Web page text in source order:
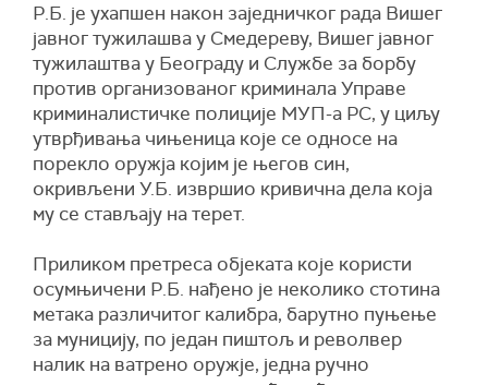
Р.Б. је ухапшен након заједничког рада Вишег
јавног тужилашва у Смедереву, Вишег јавног
тужилаштва у Београду и Службе за борбу
против организованог криминала Управе
криминалистичке полиције МУП-а РС, у циљу
утврђивања чињеница које се односе на
порекло оружја којим је његов син,
окривљени У.Б. извршио кривична дела која
му се стављају на терет.
Приликом претреса објеката које користи
осумњичени Р.Б. нађено је неколико стотина
метака различитог калибра, барутно пуњење
за муницију, по један пиштољ и револвер
налик на ватрено оружје, једна ручно